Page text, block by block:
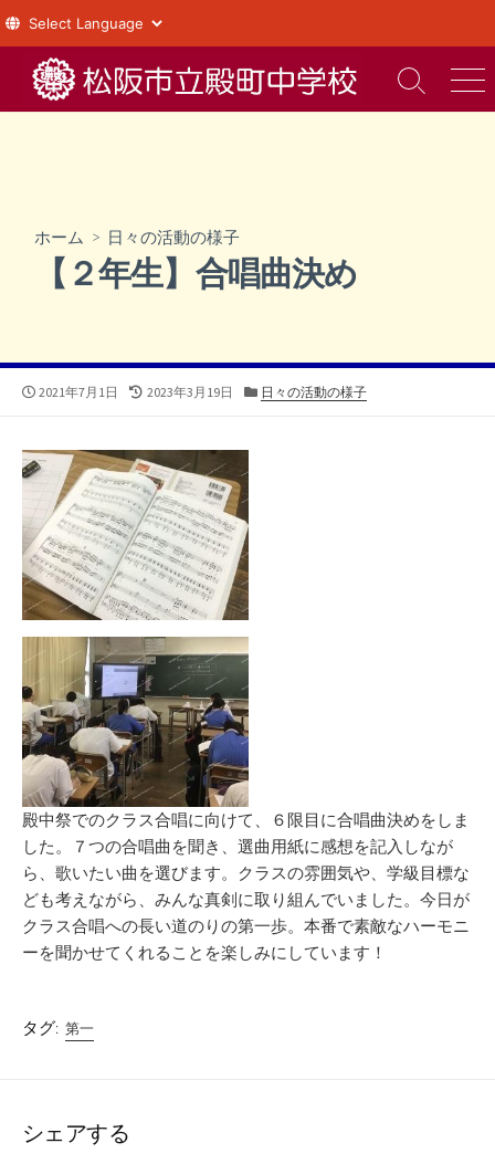
テ
検
索
メ
ニ
ホーム > 日々の活動の様子
【２年生】合唱曲決め
公
2021年7月1日
最
新
日
2023年3月19日
カ
日々の活動の様子
殿中祭でのクラス合唱に向けて、６限目に合唱曲決めをしま
した。７つの合唱曲を聞き、選曲用紙に感想を記入しなが
ら、歌いたい曲を選びます。クラスの雰囲気や、学級目標な
ども考えながら、みんな真剣に取り組んでいました。今日が
クラス合唱への長い道のりの第一歩。本番で素敵なハーモニ
ーを聞かせてくれることを楽しみにしています！
タグ: 第一
シェアする